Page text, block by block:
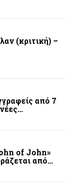
(κριτική) –
από 7
of John»
από…